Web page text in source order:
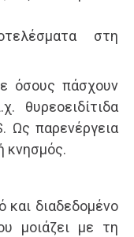
στη
όσους πάσχουν
θυρεοειδίτιδα
Ως παρενέργεια
κνησμός.
και διαδεδομένο
μοιάζει με τη